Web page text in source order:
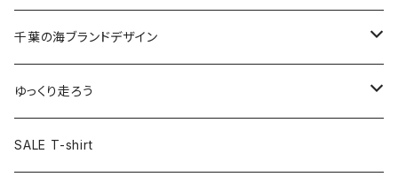
キャップ
トートバッグ
ランチバッグ
キーホルダー
クリアファイル
缶バッジ
キーホルダー
クリアファイル
缶バッジ54mm
JAGUARさんコラボグッズ
Tシャツ
ステッカー
サコッシュ
ホテルキーホルダー
缶バッジ
クリアファイル
マスク
キャップ
エコバッグ
ステッカー
Tシャツ
キャップ
ステッカー
千葉の海ブランドデザイン
Tシャツ
キャップ
ゆっくり走ろう
Tシャツ
SALE T-shirt